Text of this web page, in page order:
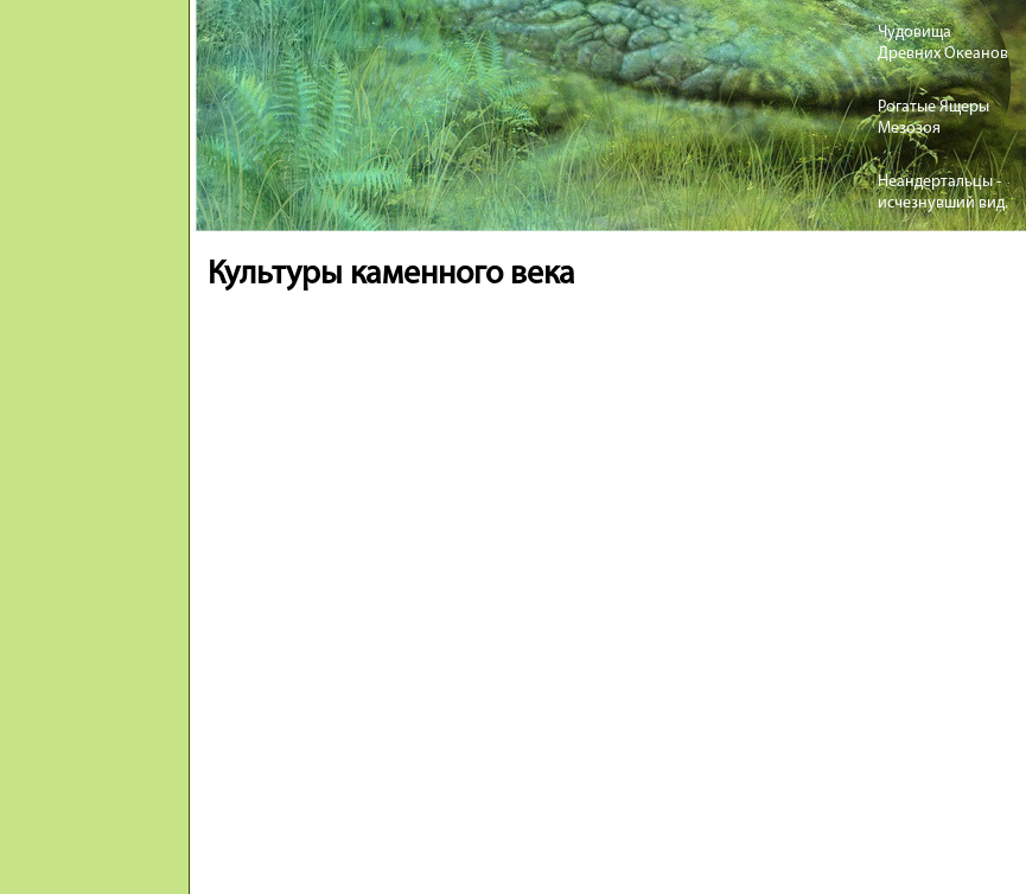
Чудовища
Древних Океанов
Рогатые Ящеры
Мезозоя
Неандертальцы -
исчезнувший вид.
Культуры каменного века